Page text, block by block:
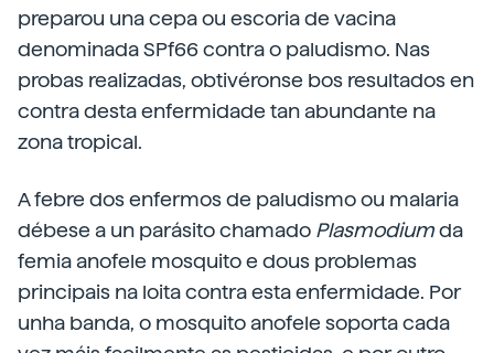
preparou una cepa ou escoria de vacina
denominada SPf66 contra o paludismo. Nas
probas realizadas, obtivéronse bos resultados en
contra desta enfermidade tan abundante na
zona tropical.
A febre dos enfermos de paludismo ou malaria
débese a un parásito chamado Plasmodiumda
femia anofele mosquito e dous problemas
principais na loita contra esta enfermidade. Por
unha banda, o mosquito anofele soporta cada